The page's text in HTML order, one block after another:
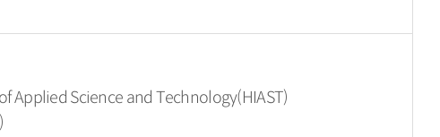
Applied Science and Technology(HIAST)